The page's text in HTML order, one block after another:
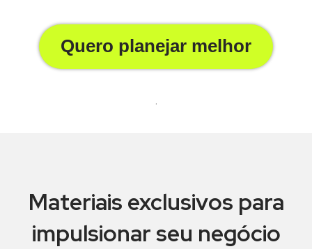
Quero planejar melhor
.
Materiais exclusivos para
impulsionar seu negócio